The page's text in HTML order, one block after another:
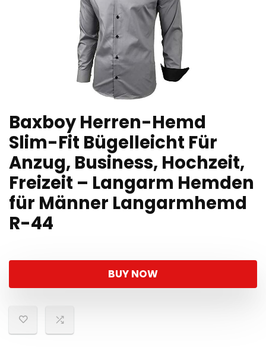
Baxboy Herren-Hemd
Slim-Fit Bügelleicht Für
Anzug, Business, Hochzeit,
Freizeit – Langarm Hemden
für Männer Langarmhemd
R-44
BUY NOW